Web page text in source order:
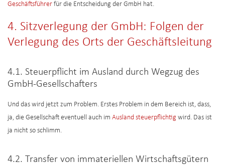
Geschäftsführer für die Entscheidung der GmbH hat.
4. Sitzverlegung der GmbH: Folgen der
Verlegung des Orts der Geschäftsleitung
4.1. Steuerpflicht im Ausland durch Wegzug des
GmbH-Gesellschafters
Und das wird jetzt zum Problem. Erstes Problem in dem Bereich ist, dass,
ja, die Gesellschaft eventuell auch im Ausland steuerpflichtig wird. Das ist
ja nicht so schlimm.
4.2. Transfer von immateriellen Wirtschaftsgütern